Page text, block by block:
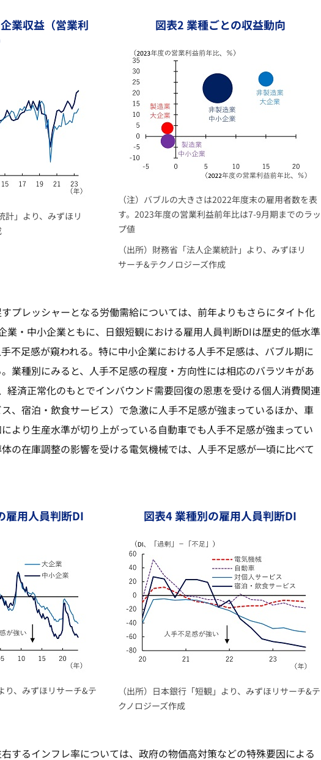
業収益（営業利
計」より、みずほリ
図表2 業種ごとの収益動向
（注）バブルの大きさは2022年度末の雇用者数を表
す。2023年度の営業利益前年比は7-9月期までのラッ
プ値
（出所）財務省「法人企業統計」より、みずほリ
サーチ&テクノロジーズ作成
プレッシャーとなる労働需給については、前年よりもさらにタイト化
業・中小企業ともに、日銀短観における雇用人員判断DIは歴史的低水準
不足感が窺われる。特に中小企業における人手不足感は、バブル期に
業種別にみると、人手不足感の程度・方向性には相応のバラツキがあ
経済正常化のもとでインバウンド需要回復の恩恵を受ける個人消費関連
、宿泊・飲食サービス）で急激に人手不足感が強まっているほか、車
より生産水準が切り上がっている自動車でも人手不足感が強まってい
の在庫調整の影響を受ける電気機械では、人手不足感が一頃に比べて
雇用人員判断DI
り、みずほリサーチ&テ
図表4 業種別の雇用人員判断DI
（出所）日本銀行「短観」より、みずほリサーチ&テ
クノロジーズ作成
するインフレ率については、政府の物価高対策などの特殊要因による